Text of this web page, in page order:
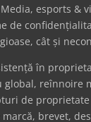
esports
de
cât și
asistență în
reînnoire
de
brevet,